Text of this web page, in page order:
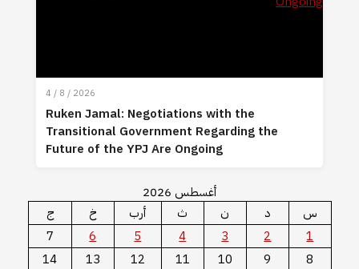
4 / 8 / 2026
Ruken Jamal: Negotiations with the
Transitional Government Regarding the
Future of the YPJ Are Ongoing
أغسطس 2026
س
د ن ث أرب خ
ج
1
2
3
4
5
6
7
8
9
10
11
12
13
14